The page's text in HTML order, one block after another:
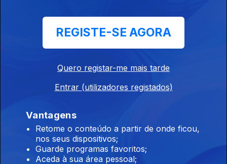
04 jul. 2026
Edição | Saes Furtado
02 jul. 2026
REGISTE-SE AGORA
Quero registar-me mais tarde
Entrar (utilizadores registados)
Vantagens
Retome o conteúdo a partir de onde ficou,
nos seus dispositivos;
Guarde programas favoritos;
Aceda à sua área pessoal;